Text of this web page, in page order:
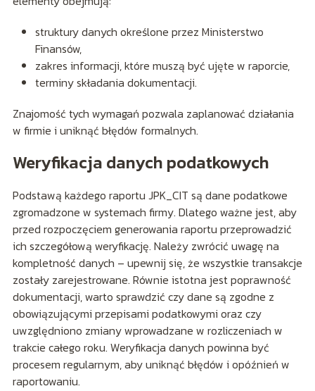
struktury danych określone przez Ministerstwo
Finansów,
zakres informacji, które muszą być ujęte w raporcie,
terminy składania dokumentacji.
Znajomość tych wymagań pozwala zaplanować działania
w firmie i uniknąć błędów formalnych.
Weryfikacja danych podatkowych
Podstawą każdego raportu JPK_CIT są dane podatkowe
zgromadzone w systemach firmy. Dlatego ważne jest, aby
przed rozpoczęciem generowania raportu przeprowadzić
ich szczegółową weryfikację. Należy zwrócić uwagę na
kompletność danych – upewnij się, że wszystkie transakcje
zostały zarejestrowane. Równie istotna jest poprawność
dokumentacji, warto sprawdzić czy dane są zgodne z
obowiązującymi przepisami podatkowymi oraz czy
uwzględniono zmiany wprowadzane w rozliczeniach w
trakcie całego roku. Weryfikacja danych powinna być
procesem regularnym, aby uniknąć błędów i opóźnień w
raportowaniu.